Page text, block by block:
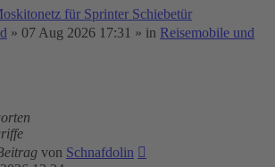
für Sprinter Schiebetür
» 07 Aug 2026 17:31 » in Reisemobile und
von Schnafdolin